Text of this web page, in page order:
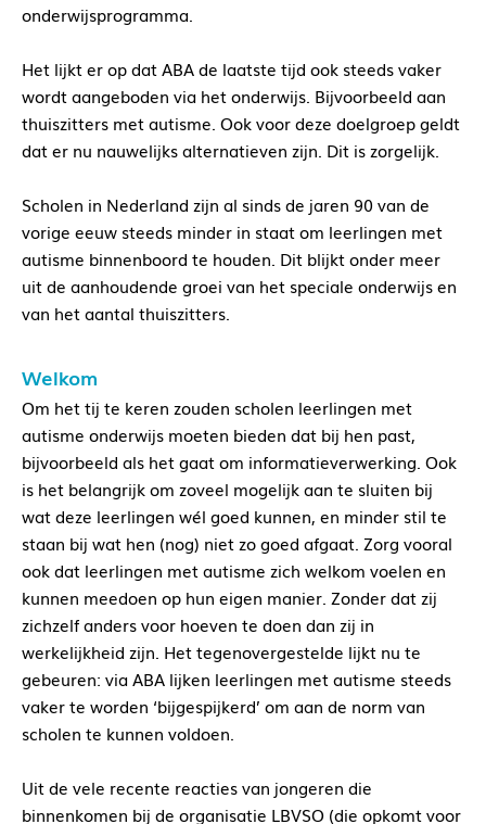
onderwijsprogramma.
Het lijkt er op dat ABA de laatste tijd ook steeds vaker
wordt aangeboden via het onderwijs. Bijvoorbeeld aan
thuiszitters met autisme. Ook voor deze doelgroep geldt
dat er nu nauwelijks alternatieven zijn. Dit is zorgelijk.
Scholen in Nederland zijn al sinds de jaren 90 van de
vorige eeuw steeds minder in staat om leerlingen met
autisme binnenboord te houden. Dit blijkt onder meer
uit de aanhoudende groei van het speciale onderwijs en
van het aantal thuiszitters.
Welkom
Om het tij te keren zouden scholen leerlingen met
autisme onderwijs moeten bieden dat bij hen past,
bijvoorbeeld als het gaat om informatieverwerking. Ook
is het belangrijk om zoveel mogelijk aan te sluiten bij
wat deze leerlingen wél goed kunnen, en minder stil te
staan bij wat hen (nog) niet zo goed afgaat. Zorg vooral
ook dat leerlingen met autisme zich welkom voelen en
kunnen meedoen op hun eigen manier. Zonder dat zij
zichzelf anders voor hoeven te doen dan zij in
werkelijkheid zijn. Het tegenovergestelde lijkt nu te
gebeuren: via ABA lijken leerlingen met autisme steeds
vaker te worden ‘bijgespijkerd’ om aan de norm van
scholen te kunnen voldoen.
Uit de vele recente reacties van jongeren die
binnenkomen bij de organisatie LBVSO (die opkomt voor